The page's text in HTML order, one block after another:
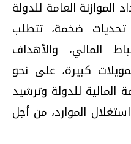
الموازنة العامة للدولة
ضخمة، تتطلب
المالي، والأهداف
كبيرة، على نحو
للدولة وترشيد
الموارد، من أجل